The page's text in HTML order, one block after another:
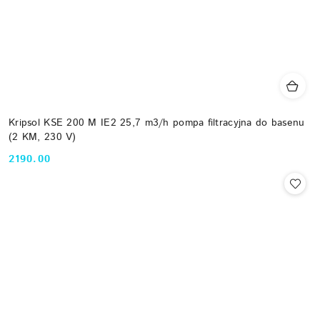
Kripsol KSE 200 M IE2 25,7 m3/h pompa filtracyjna do basenu
(2 KM, 230 V)
Cena:
2190.00